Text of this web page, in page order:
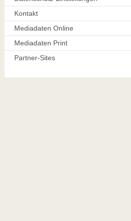
Kontakt
Mediadaten Online
Mediadaten Print
Partner-Sites